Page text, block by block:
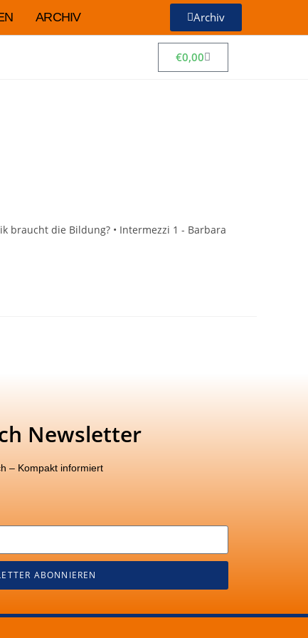
ARCHIV Archiv
€0,00
braucht die Bildung? • Intermezzi 1 - Barbara
Newsletter
– Kompakt informiert
ABONNIEREN